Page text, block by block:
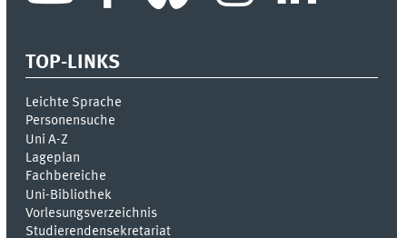
TOP-LINKS
Leichte Sprache
Personensuche
Uni A-Z
Lageplan
Fachbereiche
Uni-Bi­bli­o­thek
Vor­le­sungs­ver­zeich­nis
Stu­die­ren­den­se­kre­ta­ri­at